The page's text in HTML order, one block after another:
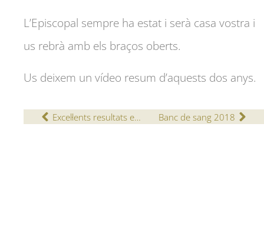
L’Episcopal sempre ha estat i serà casa vostra i
us rebrà amb els braços oberts.
Us deixem un vídeo resum d’aquests dos anys.
Excel·lents resultats en la prova externa de Baccalauréat. Banc de sang 2018